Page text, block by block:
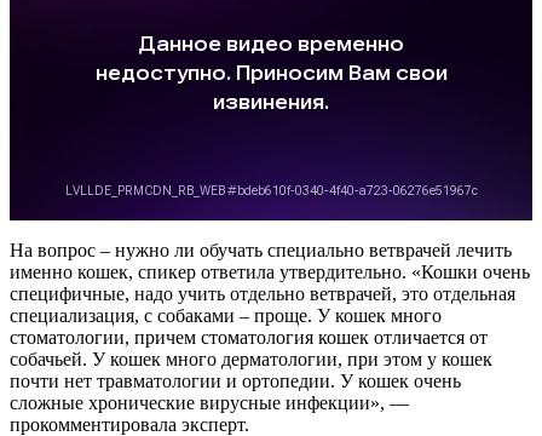
На вопрос – нужно ли обучать специально ветврачей лечить
именно кошек, спикер ответила утвердительно. «Кошки очень
специфичные, надо учить отдельно ветврачей, это отдельная
специализация, с собаками – проще. У кошек много
стоматологии, причем стоматология кошек отличается от
собачьей. У кошек много дерматологии, при этом у кошек
почти нет травматологии и ортопедии. У кошек очень
сложные хронические вирусные инфекции», —
прокомментировала эксперт.